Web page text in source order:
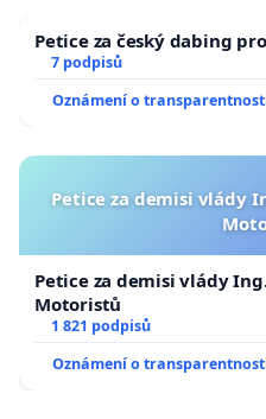
Petice za český dabing
7 podpisů
Oznámení o
Petice za demisi vlády
Petice za demisi vlády
Motoristů
1 821 podpisů
Oznámení o